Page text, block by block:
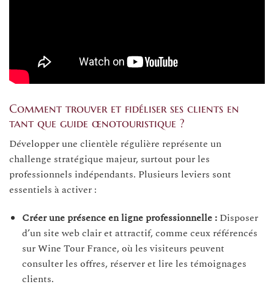
Comment trouver et fidéliser ses clients en
tant que guide œnotouristique ?
Développer une clientèle régulière représente un
challenge stratégique majeur, surtout pour les
professionnels indépendants. Plusieurs leviers sont
essentiels à activer :
Créer une présence en ligne professionnelle :Disposer
d’un site web clair et attractif, comme ceux référencés
sur Wine Tour France, où les visiteurs peuvent
consulter les offres, réserver et lire les témoignages
clients.